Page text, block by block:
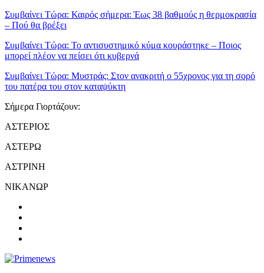
Συμβαίνει Τώρα: Καιρός σήμερα: Έως 38 βαθμούς η θερμοκρασία
– Πού θα βρέξει
Συμβαίνει Τώρα: Το αντισυστημικό κύμα κουράστηκε – Ποιος
μπορεί πλέον να πείσει ότι κυβερνά
Συμβαίνει Τώρα: Μυστράς: Στον ανακριτή ο 55χρονος για τη σορό
του πατέρα του στον καταψύκτη
Σήμερα Γιορτάζουν:
ΑΣΤΕΡΙΟΣ
ΑΣΤΕΡΩ
ΑΣΤΡΙΝΗ
ΝΙΚΑΝΩΡ